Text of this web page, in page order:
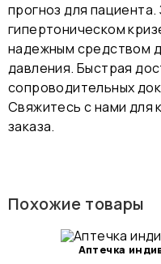
прогноз для
гипертоническом
надежным средством
давления. Быстрая
сопроводительных
Свяжитесь с нами для
заказа.
Похожие товары
Аптечка